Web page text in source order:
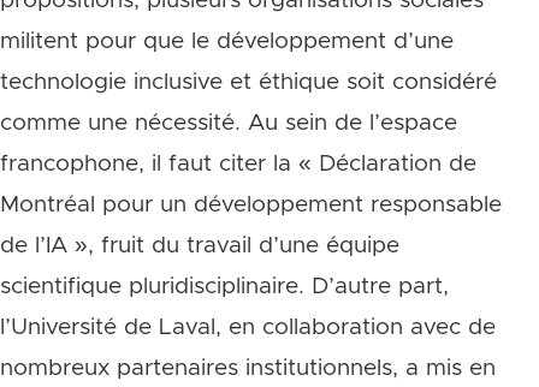
militent pour que le développement d’une
technologie inclusive et éthique soit considéré
comme une nécessité. Au sein de l’espace
francophone, il faut citer la « Déclaration de
Montréal pour un développement responsable
de l’IA », fruit du travail d’une équipe
scientifique pluridisciplinaire. D’autre part,
l’Université de Laval, en collaboration avec de
nombreux partenaires institutionnels, a mis en